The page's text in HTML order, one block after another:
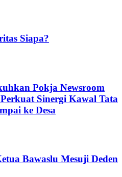
Siapa?
Pokja Newsroom
Sinergi Kawal Tata
ke Desa
Bawaslu Mesuji Deden